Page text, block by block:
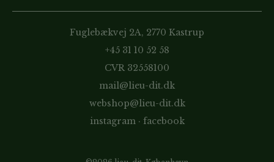
Fuglebækvej 2A, 2770 Kastrup
+45 31 10 52 58
CVR 32558100
mail@lieu-dit.dk
webshop@lieu-dit.dk
instagram· facebook